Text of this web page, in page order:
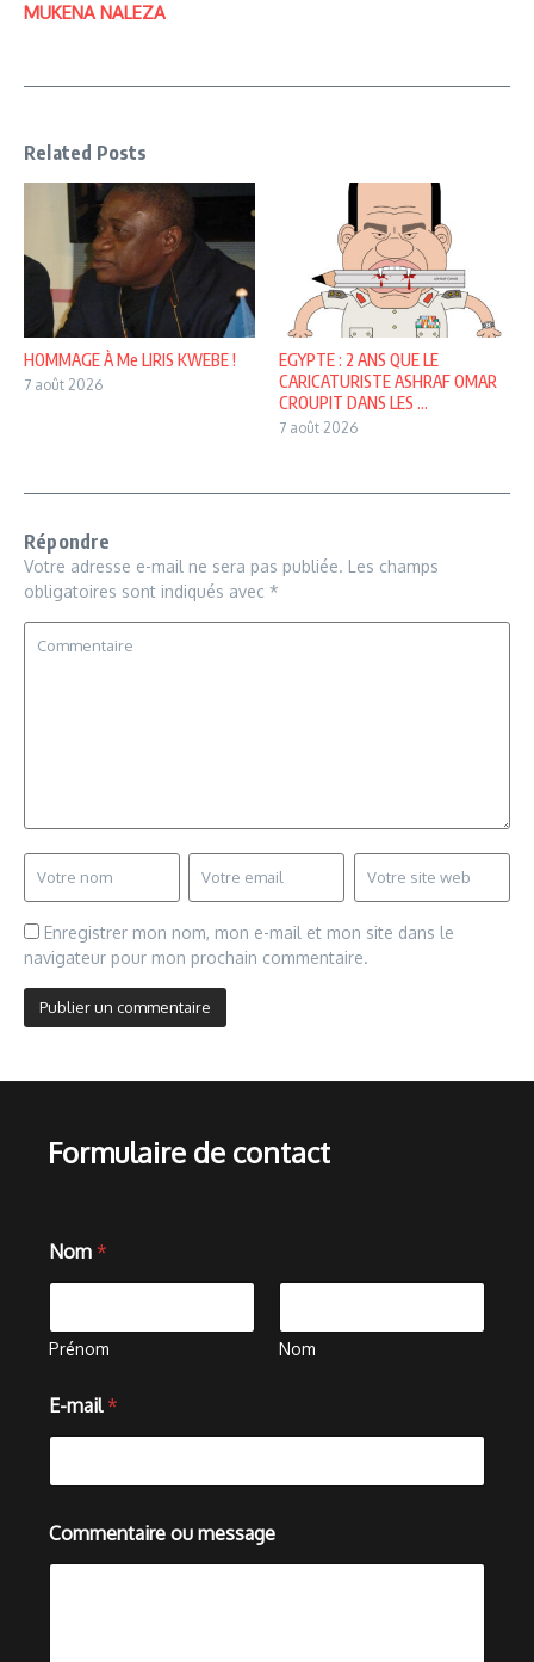
MUKENA NALEZA
Related Posts
HOMMAGE À Me LIRIS KWEBE !
7 août 2026
EGYPTE : 2 ANS QUE LE
CARICATURISTE ASHRAF OMAR
CROUPIT DANS LES ...
7 août 2026
Répondre
Votre adresse e-mail ne sera pas publiée. Les champs
obligatoires sont indiqués avec *
Enregistrer mon nom, mon e-mail et mon site dans le
navigateur pour mon prochain commentaire.
Formulaire de contact
o
m
E
-
a
i
l
Nom *
Prénom Nom
E-mail *
Commentaire ou message